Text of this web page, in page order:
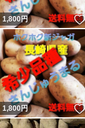
1,800 円
1,800 円